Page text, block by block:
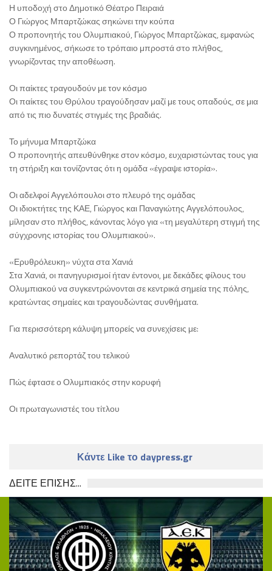
Η υποδοχή στο Δημοτικό Θέατρο Πειραιά
Ο Γιώργος Μπαρτζώκας σηκώνει την κούπα
Ο προπονητής του Ολυμπιακού, Γιώργος Μπαρτζώκας, εμφανώς
συγκινημένος, σήκωσε το τρόπαιο μπροστά στο πλήθος,
γνωρίζοντας την αποθέωση.
Οι παίκτες τραγουδούν με τον κόσμο
Οι παίκτες του Θρύλου τραγούδησαν μαζί με τους οπαδούς, σε μια
από τις πιο δυνατές στιγμές της βραδιάς.
Το μήνυμα Μπαρτζώκα
Ο προπονητής απευθύνθηκε στον κόσμο, ευχαριστώντας τους για
τη στήριξη και τονίζοντας ότι η ομάδα «έγραψε ιστορία».
Οι αδελφοί Αγγελόπουλοι στο πλευρό της ομάδας
Οι ιδιοκτήτες της ΚΑΕ, Γιώργος και Παναγιώτης Αγγελόπουλος,
μίλησαν στο πλήθος, κάνοντας λόγο για «τη μεγαλύτερη στιγμή της
σύγχρονης ιστορίας του Ολυμπιακού».
«Ερυθρόλευκη» νύχτα στα Χανιά
Στα Χανιά, οι πανηγυρισμοί ήταν έντονοι, με δεκάδες φίλους του
Ολυμπιακού να συγκεντρώνονται σε κεντρικά σημεία της πόλης,
κρατώντας σημαίες και τραγουδώντας συνθήματα.
Για περισσότερη κάλυψη μπορείς να συνεχίσεις με:
Αναλυτικό ρεπορτάζ του τελικού
Πώς έφτασε ο Ολυμπιακός στην κορυφή
Οι πρωταγωνιστές του τίτλου
Κάντε Like το daypress.gr
ΔΕΙΤΕ ΕΠΙΣΗΣ...